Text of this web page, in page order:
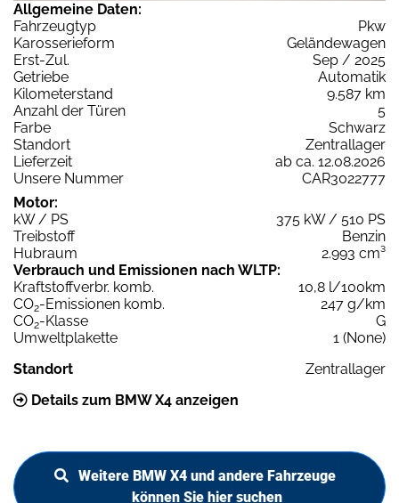
Allgemeine Daten:
Fahrzeugtyp
Pkw
Karosserieform
Geländewagen
Erst-Zul.
Sep / 2025
Getriebe
Automatik
Kilometerstand
9.587 km
Anzahl der Türen
5
Farbe
Schwarz
Standort
Zentrallager
Lieferzeit
ab ca. 12.08.2026
Unsere Nummer
CAR3022777
Motor:
kW / PS
375 kW / 510 PS
Treibstoff
Benzin
Hubraum
2.993 cm³
Verbrauch und Emissionen nach WLTP:
Kraftstoffverbr. komb.
10,8 l/100km
CO2-Emissionen komb.
247 g/km
CO2-Klasse
G
Umweltplakette
1 (None)
Standort
Zentrallager
Details zum BMW X4 anzeigen
Weitere BMW X4 und andere Fahrzeuge
können Sie hier suchen